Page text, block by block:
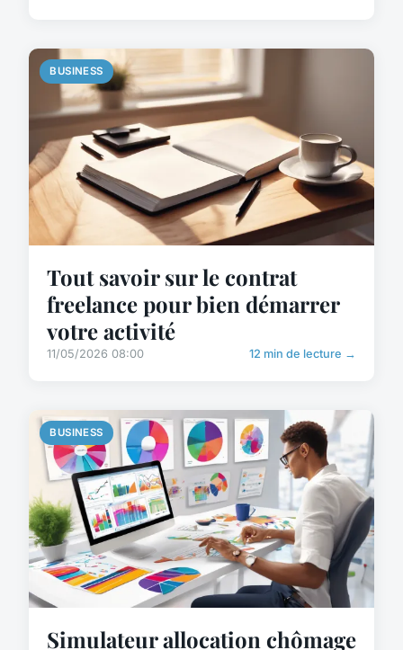
BUSINESS
Tout savoir sur le contrat
freelance pour bien démarrer
votre activité
11/05/2026 08:00 12 min de lecture →
BUSINESS
Simulateur allocation chômage